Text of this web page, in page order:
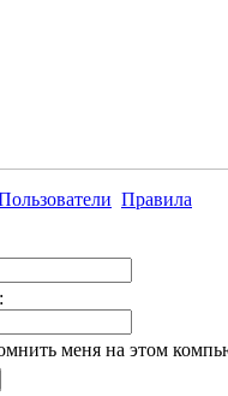
Правила
меня на этом